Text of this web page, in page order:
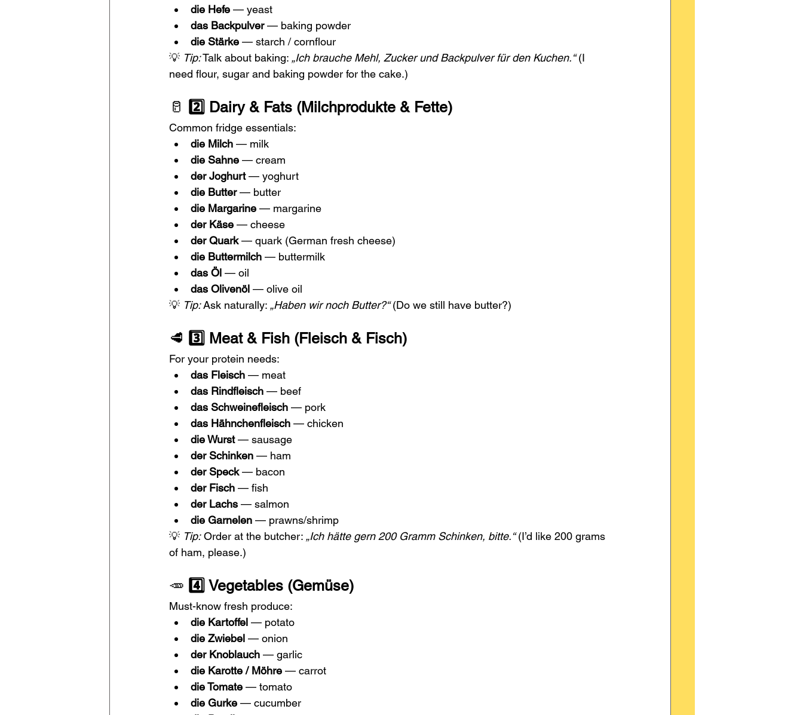
die Hefe — yeast
das Backpulver — baking powder
die Stärke — starch / cornflour
💡 Tip: Talk about baking: „Ich brauche Mehl, Zucker und Backpulver für den Kuchen.“ (I
need flour, sugar and baking powder for the cake.)
🥛 2️⃣ Dairy & Fats (Milchprodukte & Fette)
Common fridge essentials:
die Milch — milk
die Sahne — cream
der Joghurt — yoghurt
die Butter — butter
die Margarine — margarine
der Käse — cheese
der Quark — quark (German fresh cheese)
die Buttermilch — buttermilk
das Öl — oil
das Olivenöl — olive oil
💡 Tip: Ask naturally: „Haben wir noch Butter?“ (Do we still have butter?)
🥩 3️⃣ Meat & Fish (Fleisch & Fisch)
For your protein needs:
das Fleisch — meat
das Rindfleisch — beef
das Schweinefleisch — pork
das Hähnchenfleisch — chicken
die Wurst — sausage
der Schinken — ham
der Speck — bacon
der Fisch — fish
der Lachs — salmon
die Garnelen — prawns/shrimp
💡 Tip: Order at the butcher: „Ich hätte gern 200 Gramm Schinken, bitte.“ (I’d like 200 grams
of ham, please.)
🥕 4️⃣ Vegetables (Gemüse)
Must-know fresh produce:
die Kartoffel — potato
die Zwiebel — onion
der Knoblauch — garlic
die Karotte / Möhre — carrot
die Tomate — tomato
die Gurke — cucumber